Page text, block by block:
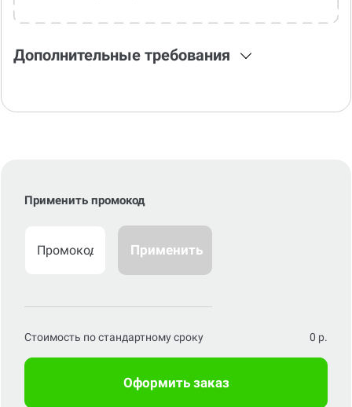
Дополнительные требования
Применить промокод
Применить
Стоимость по стандартному сроку 0 р.
Оформить заказ